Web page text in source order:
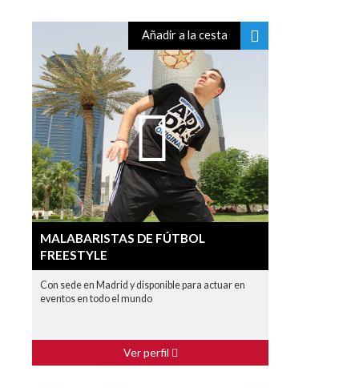
Añadir a la cesta
MALABARISTAS DE FÚTBOL
FREESTYLE
Con sede en Madrid y disponible para actuar en
eventos en todo el mundo
Ver perfil